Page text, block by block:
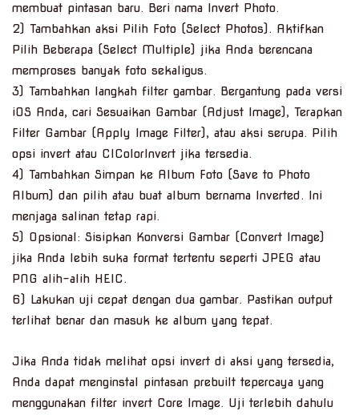
membuat pintasan baru. Beri nama Invert Photo.
2) Tambahkan aksi Pilih Foto (Select Photos). Aktifkan
Pilih Beberapa (Select Multiple) jika Anda berencana
memproses banyak foto sekaligus.
3) Tambahkan langkah filter gambar. Bergantung pada versi
iOS Anda, cari Sesuaikan Gambar (Adjust Image), Terapkan
Filter Gambar (Apply Image Filter), atau aksi serupa. Pilih
opsi invert atau CIColorInvert jika tersedia.
4) Tambahkan Simpan ke Album Foto (Save to Photo
Album) dan pilih atau buat album bernama Inverted. Ini
menjaga salinan tetap rapi.
5) Opsional: Sisipkan Konversi Gambar (Convert Image)
jika Anda lebih suka format tertentu seperti JPEG atau
PNG alih-alih HEIC.
6) Lakukan uji cepat dengan dua gambar. Pastikan output
terlihat benar dan masuk ke album yang tepat.
Jika Anda tidak melihat opsi invert di aksi yang tersedia,
Anda dapat menginstal pintasan prebuilt tepercaya yang
menggunakan filter invert Core Image. Uji terlebih dahulu